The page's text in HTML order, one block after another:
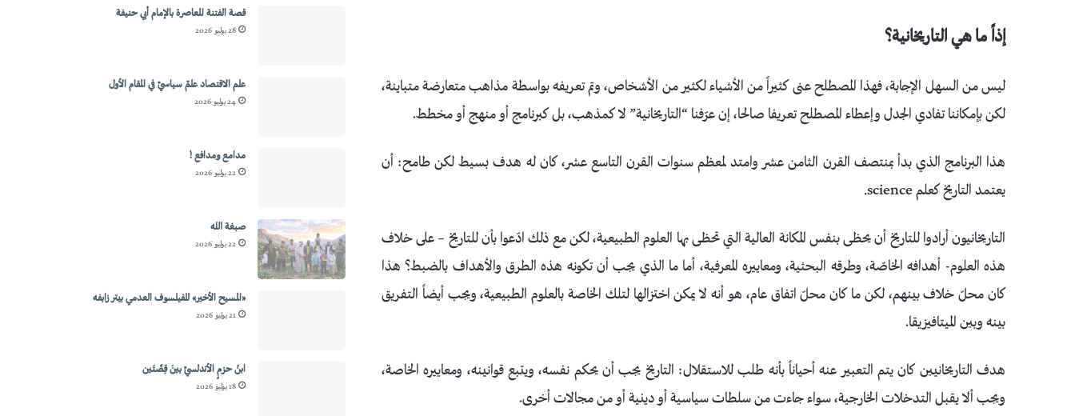
إذاً ما هي التاريخانية؟
ليس من السهل الإجابة، فهذا المصطلح عنى كثيراً من الأشياء لكثير من الأشخاص، وتم تعريفه بواسطة مذاهب متعارضة متباينة،
لكن بإمكاننا تفادي الجدل وإعطاء المصطلح تعريفا صالحا، إن عرّفنا “التاريخانية” لا كمذهب، بل كبرنامج أو منهج أو مخطط.
هذا البرنامج الذي بدأ بمنتصف القرن الثامن عشر وامتد لمعظم سنوات القرن التاسع عشر، كان له هدف بسيط لكن طامح: أن
يعتمد التاريخ كعلم science.
التاريخانيون أرادوا للتاريخ أن يحظى بنفس المكانة العالية التي تحظى بها العلوم الطبيعية، لكن مع ذلك ادّعوا بأن للتاريخ – على خلاف
هذه العلوم- أهدافه الخاصّة، وطرقه البحثية، ومعاييره المعرفية، أما ما الذي يجب أن تكونه هذه الطرق والأهداف بالضبط؟ هذا
كان محلّ خلاف بينهم، لكن ما كان محلّ اتفاق عام، هو أنه لا يمكن اختزالها لتلك الخاصة بالعلوم الطبيعية، ويجب أيضاً التفريق
بينه وبين الميتافيزيقا.
هدف التاريخانيين كان يتم التعبير عنه أحياناً بأنه طلب للاستقلال: التاريخ يجب أن يحكم نفسه، ويتبع قوانينه، ومعاييره الخاصة،
ويجب ألا يقبل التدخلات الخارجية، سواء جاءت من سلطات سياسية أو دينية أو من مجالات أخرى.
قصة الفتنة المعاصرة بالإمام أبي حنيفة
28 يوليو 2026
علم الاقتصاد علمٌ سياسيٌ في المقام الأول
24 يوليو 2026
مدامع ومدافع !
22 يوليو 2026
صبغة الله
22 يوليو 2026
«المسيح الأخير» للفيلسوف العدمي بيتر زابفه
21 يوليو 2026
ابنُ حزمٍ الأندلسيِّ بينَ قِصَّتَين
18 يوليو 2026